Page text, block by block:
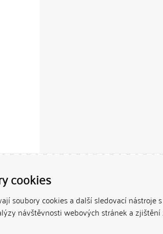
cookies
soubory cookies a další sledovací nástroje
návštěvnosti webových stránek a